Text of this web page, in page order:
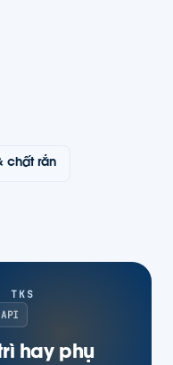
chất rắn
TKS
hay phụ